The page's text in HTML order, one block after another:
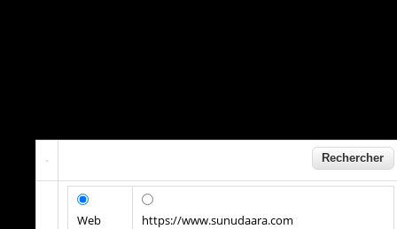
Web https://www.sunudaara.com